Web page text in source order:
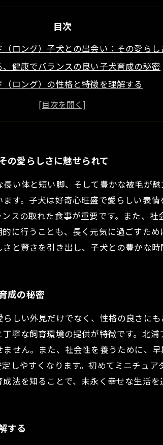
目次
ロング）子犬との出会い：その愛ら
健康でバランスの良い子犬育成の秘密
ロング）の性格と特徴を理解する
アダックスフンドの育て方の基本ステップ
ニチュアダックスフンド（ロング）子
の愛らしさに魅せられて
い体と短い脚、そして豊かな被毛が
す。子犬は好奇心旺盛で愛らしい表
スの取れた食事が重要です。また、
に行うことも、長く元気に過ごすた
と賢さを引き出し、子犬との豊かな時
成の秘密
しい外見だけでなく、性格の良さに
寧な飼育環境の提供が特徴です。北
せん。また、社会性を養うために、
しやすくなります。初めてミニチュ
法を知ることで、末永く幸せな生活を
する